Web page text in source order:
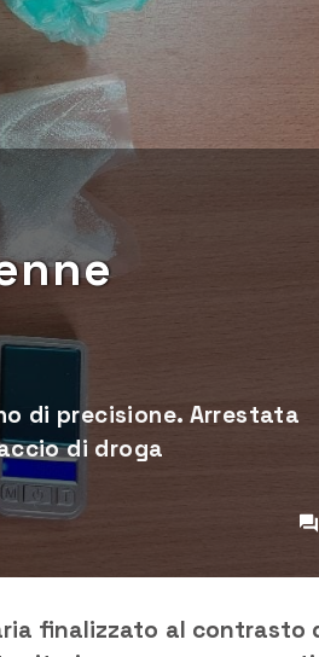
di precisione. Arrestata
di droga
finalizzato al contrasto